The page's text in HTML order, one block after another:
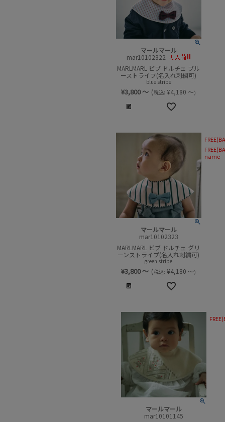
マールマール
mar10102322
MARLMARL ビブ ドルチェ ブル
ーストライプ(名入れ刺繍可)
blue stripe
¥3,800～ (税込: ¥4,180 ～)
マールマール
mar10102323
MARLMARL ビブ ドルチェ グリ
ーンストライプ(名入れ刺繍可)
green stripe
¥3,800～ (税込: ¥4,180 ～)
name
マールマール
mar10101145